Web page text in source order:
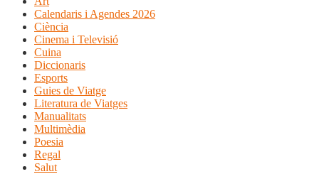
Calendaris i Agendes 2026
Ciència
Cinema i Televisió
Cuina
Diccionaris
Esports
Guies de Viatge
Literatura de Viatges
Manualitats
Multimèdia
Poesia
Regal
Salut